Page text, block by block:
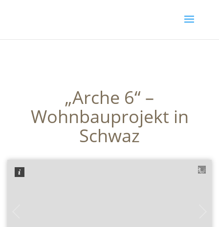
„Arche 6“ –
Wohnbauprojekt in
Schwaz